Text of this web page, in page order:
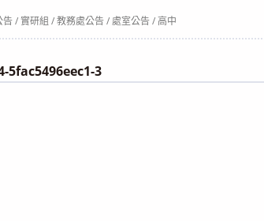
告 / 實研組 / 教務處公告 / 處室公告 / 高中
5fac5496eec1-3